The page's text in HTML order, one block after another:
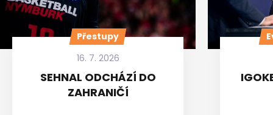
Přestupy
16. 7. 2026
SEHNAL ODCHÁZÍ DO
ZAHRANIČÍ